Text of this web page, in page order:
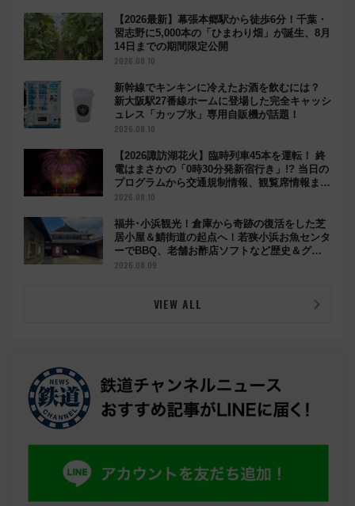
【2026最新】幕張本郷駅から徒歩6分！千葉・
習志野に5,000本の「ひまわり畑」が誕生、8月
14日までの期間限定公開
2026.08.10
新幹線でキンキンに冷えたお酒を飲むには？
新大阪駅27番線ホームに登場した完全キャッシ
ュレス「カップ氷」専用自販機が話題！
2026.08.10
【2026諏訪湖花火】臨時列車45本を運転！ 終
電はまさかの「0時30分発新宿行き」!? 当日の
プログラムから交通規制情報、観覧席情報まで
徹底解説
2026.08.10
福井･小浜観光！倉庫から奇跡の復活をした芝
居小屋＆鯖街道の起点へ！若狭小浜お魚センタ
ーでBBQ、老舗お酢店ソフトなど歴史＆グル
メ散歩
2026.08.09
VIEW ALL